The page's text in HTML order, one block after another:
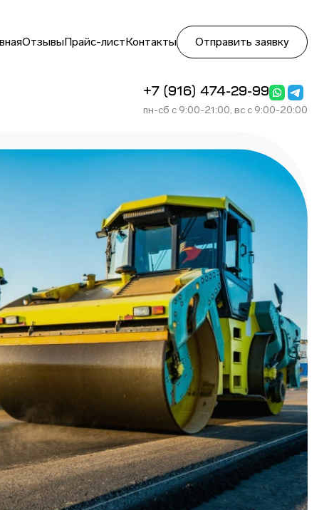
ОтзывыПрайс-листКонтакты Отправить заявку
+7 (916) 474-29-99
пн-сб с 9:00-21:00, вс с 9:00-20:00